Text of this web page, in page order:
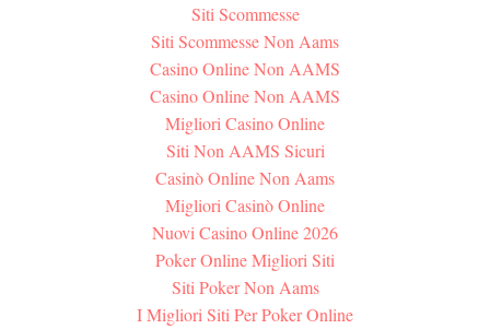
Siti Scommesse
Siti Scommesse Non Aams
Casino Online Non AAMS
Casino Online Non AAMS
Migliori Casino Online
Siti Non AAMS Sicuri
Casinò Online Non Aams
Migliori Casinò Online
Nuovi Casino Online 2026
Poker Online Migliori Siti
Siti Poker Non Aams
I Migliori Siti Per Poker Online